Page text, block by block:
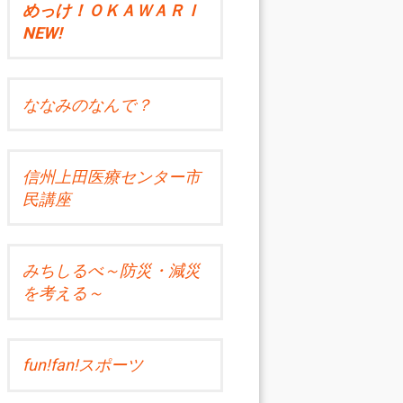
めっけ！ＯＫＡＷＡＲＩ
NEW!
ななみのなんで？
信州上田医療センター市
民講座
みちしるべ～防災・減災
を考える～
fun!fan!スポーツ